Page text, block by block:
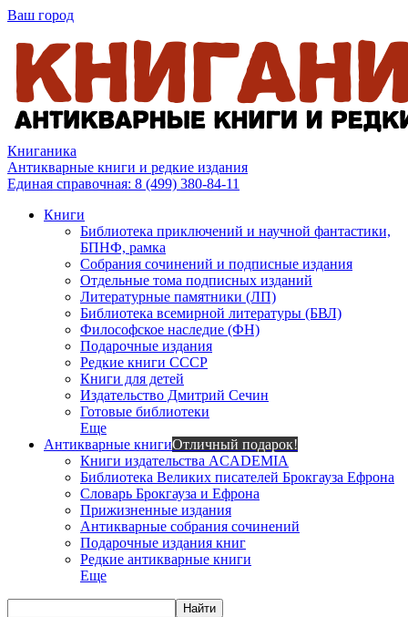
Ваш город
Книганика
Антикварные книги и редкие издания
Единая справочная: 8 (499) 380-84-11
Книги
Библиотека приключений и научной фантастики,
БПНФ, рамка
Собрания сочинений и подписные издания
Отдельные тома подписных изданий
Литературные памятники (ЛП)
Библиотека всемирной литературы (БВЛ)
Философское наследие (ФН)
Подарочные издания
Редкие книги СССР
Книги для детей
Издательство Дмитрий Сечин
Готовые библиотеки
Еще
Антикварные книгиОтличный подарок!
Книги издательства ACADEMIA
Библиотека Великих писателей Брокгауза Ефрона
Словарь Брокгауза и Ефрона
Прижизненные издания
Антикварные собрания сочинений
Подарочные издания книг
Редкие антикварные книги
Еще
Найти